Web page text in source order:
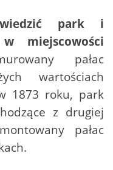
park i
miejscowości
pałac
wartościach
1873 roku, park
z drugiej
pałac